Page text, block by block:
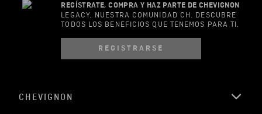
Correo electrónico
REGÍSTRATE, COMPRA Y HAZ PARTE DE CHEVIGNON
LEGACY, NUESTRA COMUNIDAD CH. DESCUBRE
TODOS LOS BENEFICIOS QUE TENEMOS PARA TI.
REGISTRARSE
CHEVIGNON